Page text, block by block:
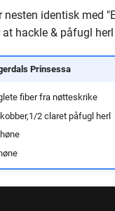
nesten identisk med
hackle & påfugl
Prinsessa
fiber fra nøtteskrike
2 claret påfugl herl